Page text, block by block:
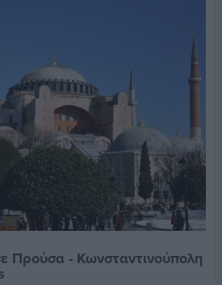
Προύσα - Κωνσταντινούπολη